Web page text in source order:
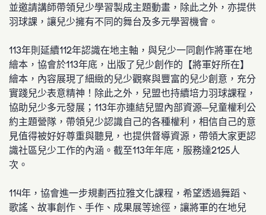
並邀請講師帶領兒少學習製成主題動畫，除此之外，亦提供
羽球課，讓兒少擁有不同的舞台及多元學習機會。
113年則延續112年認識在地主軸，與兒少一同創作將軍在地
繪本，協會於113年底，出版了兒少創作的【將軍好所在】
繪本，內容展現了細緻的兒少觀察與豐富的兒少創意，充分
實踐兒少表意精神！除此之外，兒盟也持續培力羽球課程，
協助兒少多元發展；113年亦連結兒盟內部資源─兒童權利公
約主題營隊，帶領兒少認識自己的各種權利，相信自己的意
見值得被好好尊重與聽見，也提供督導資源，帶領大家更認
識社區兒少工作的內涵。截至113年年底，服務達2125人
次。
114年，協會進一步規劃西拉雅文化課程，希望透過舞蹈、
歌謠、故事創作、手作、成果展等途徑，讓將軍的在地兒